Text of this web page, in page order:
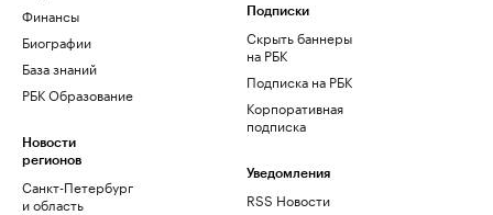
Финансы
Биографии
База знаний
РБК Образование
Новости
регионов
Санкт-Петербург
и область
Подписки
Скрыть баннеры
на РБК
Подписка на РБК
Корпоративная
подписка
Уведомления
RSS Новости